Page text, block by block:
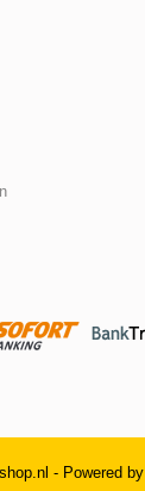
- Powered